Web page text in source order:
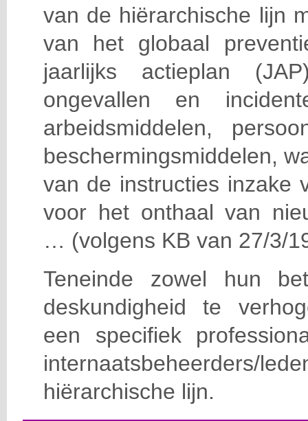
van de hiërarchische lijn
van het globaal
jaarlijks actieplan
ongevallen en
arbeidsmiddelen,
beschermingsmiddelen,
van de instructies inzake
voor het onthaal van
… (volgens KB van 27/3/
Teneinde zowel hun
deskundigheid te
een specifiek
hiërarchische lijn.